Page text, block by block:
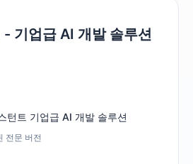
- 기업급 AI 개발 솔루션
턴트 기업급 AI 개발 솔루션
전문 버전